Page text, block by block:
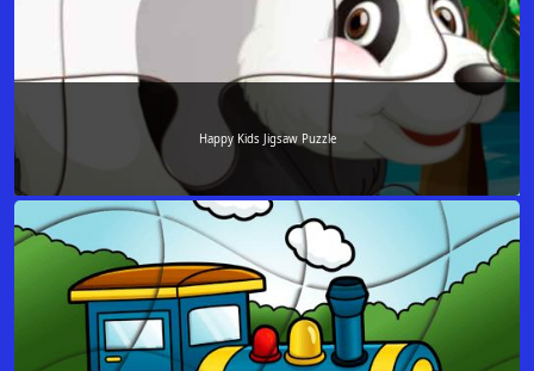
Happy Kids Jigsaw Puzzle